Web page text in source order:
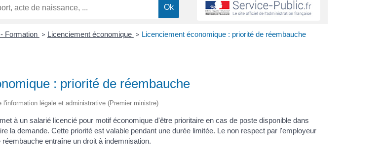
Formation > Licenciement économique > Licenciement économique : priorité de réembauche
: priorité de réembauche
l'information légale et administrative (Premier ministre)
à un salarié licencié pour motif économique d'être prioritaire en cas de poste disponible dans
la demande. Cette priorité est valable pendant une durée limitée. Le non respect par l'employeur
entraîne un droit à indemnisation.